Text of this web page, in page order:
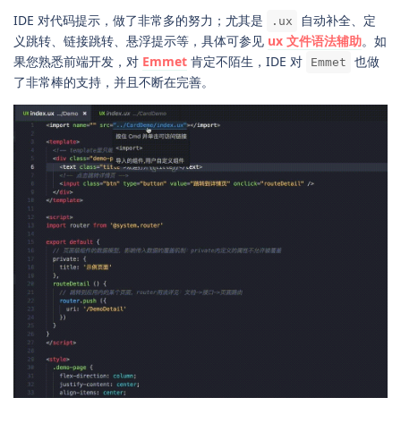
IDE 对代码提示，做了非常多的努力；尤其是 .ux
自动补全、定
义跳转、链接跳转、悬浮提示等，具体可参见 ux 文件语法辅助。如
果您熟悉前端开发，对 Emmet 肯定不陌生，IDE 对 Emmet
也做
了非常棒的支持，并且不断在完善。